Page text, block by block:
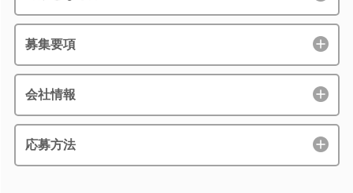
募集要項
会社情報
応募方法